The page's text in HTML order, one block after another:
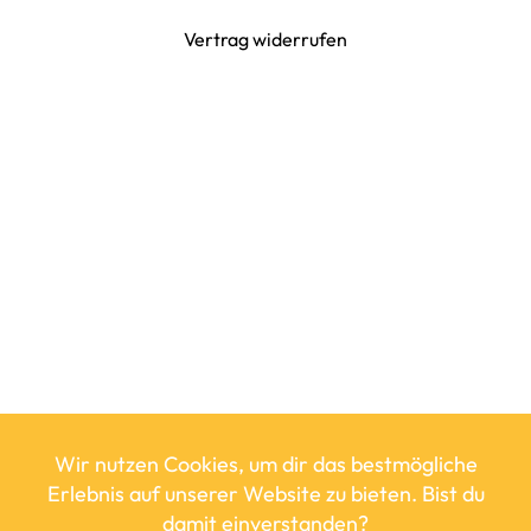
Vertrag widerrufen